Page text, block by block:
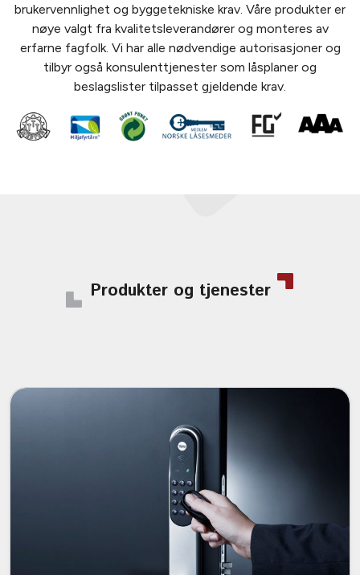
brukervennlighet og byggetekniske krav. Våre produkter er
nøye valgt fra kvalitetsleverandører og monteres av
erfarne fagfolk. Vi har alle nødvendige autorisasjoner og
tilbyr også konsulenttjenester som låsplaner og
beslagslister tilpasset gjeldende krav.
Produkter og tjenester